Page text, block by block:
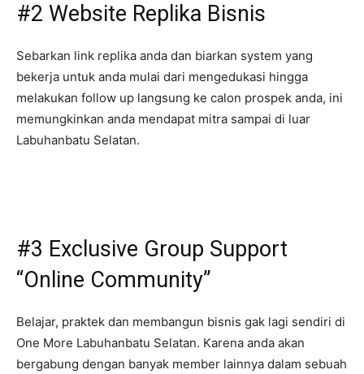
#2 Website Replika Bisnis
Sebarkan link replika anda dan biarkan system yang
bekerja untuk anda mulai dari mengedukasi hingga
melakukan follow up langsung ke calon prospek anda, ini
memungkinkan anda mendapat mitra sampai di luar
Labuhanbatu Selatan.
#3 Exclusive Group Support
“Online Community”
Belajar, praktek dan membangun bisnis gak lagi sendiri di
One More Labuhanbatu Selatan. Karena anda akan
bergabung dengan banyak member lainnya dalam sebuah